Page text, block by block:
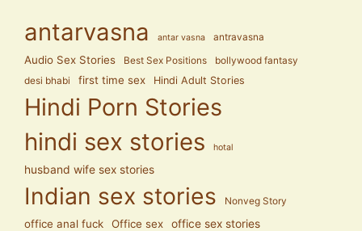
antarvasna antar vasna antravasna
Audio Sex Stories Best Sex Positions
bollywood fantasy
desi bhabi
first time sex Hindi Adult Stories
Hindi Porn Stories
hindi sex stories
hotal
husband wife sex stories
Indian sex stories Nonveg Story
office anal fuck Office sex office sex stories